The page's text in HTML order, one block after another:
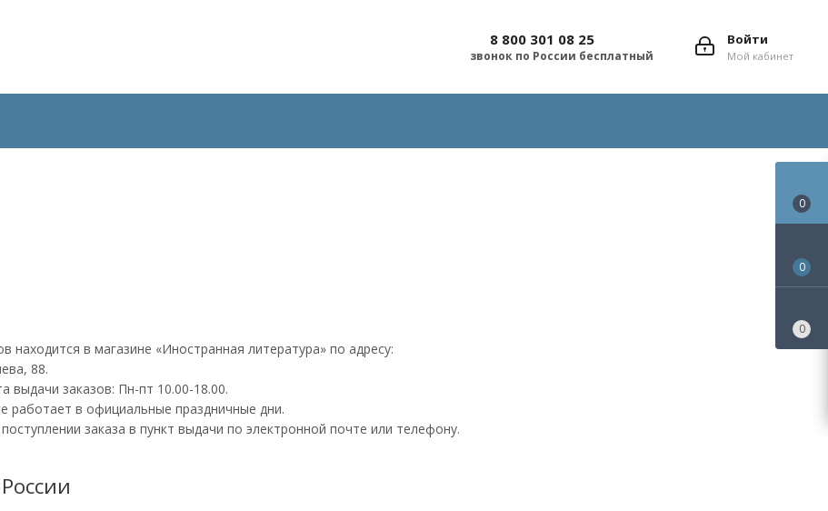
Войти
Мой кабинет
8 800 301 08 25
звонок по России бесплатный
находится в магазине «Иностранная литература» по адресу:
88.
выдачи заказов: Пн-пт 10.00-18.00.
работает в официальные праздничные дни.
заказа в пункт выдачи по электронной почте или телефону.
0
0
0